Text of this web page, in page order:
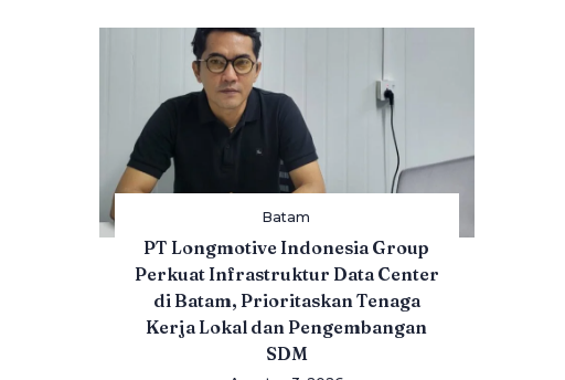
Batam
PT Longmotive Indonesia Group
Perkuat Infrastruktur Data Center
di Batam, Prioritaskan Tenaga
Kerja Lokal dan Pengembangan
SDM